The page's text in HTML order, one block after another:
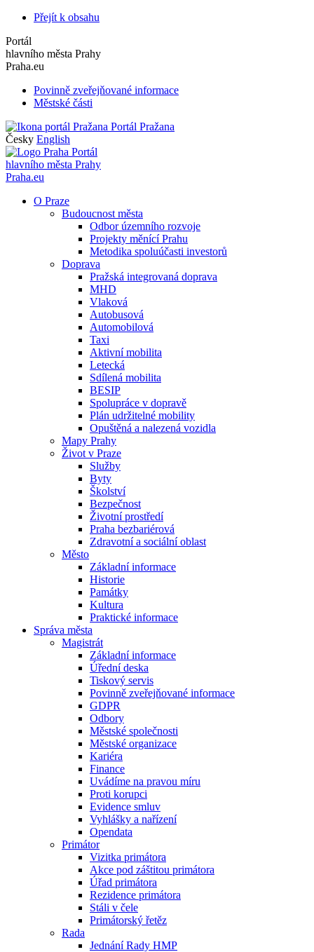
Přejít k obsahu
Portál
hlavního města Prahy
Praha.eu
Povinně zveřejňované informace
Městské části
Portál Pražana
Česky English
Portál
hlavního města Prahy
Praha.eu
O Praze
Budoucnost města
Odbor územního rozvoje
Projekty měnící Prahu
Metodika spoluúčasti investorů
Doprava
Pražská integrovaná doprava
MHD
Vlaková
Autobusová
Automobilová
Taxi
Aktivní mobilita
Letecká
Sdílená mobilita
BESIP
Spolupráce v dopravě
Plán udržitelné mobility
Opuštěná a nalezená vozidla
Mapy Prahy
Život v Praze
Služby
Byty
Školství
Bezpečnost
Životní prostředí
Praha bezbariérová
Zdravotní a sociální oblast
Město
Základní informace
Historie
Památky
Kultura
Praktické informace
Správa města
Magistrát
Základní informace
Úřední deska
Tiskový servis
Povinně zveřejňované informace
GDPR
Odbory
Městské společnosti
Městské organizace
Kariéra
Finance
Uvádíme na pravou míru
Proti korupci
Evidence smluv
Vyhlášky a nařízení
Opendata
Primátor
Vizitka primátora
Akce pod záštitou primátora
Úřad primátora
Rezidence primátora
Stáli v čele
Primátorský řetěz
Rada
Jednání Rady HMP